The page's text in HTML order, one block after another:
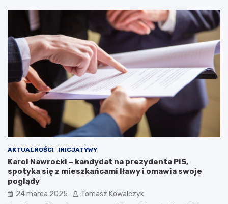
AKTUALNOŚCI INICJATYWY
Karol Nawrocki – kandydat na prezydenta PiS,
spotyka się z mieszkańcami Iławy i omawia swoje
poglądy
24 marca 2025 Tomasz Kowalczyk